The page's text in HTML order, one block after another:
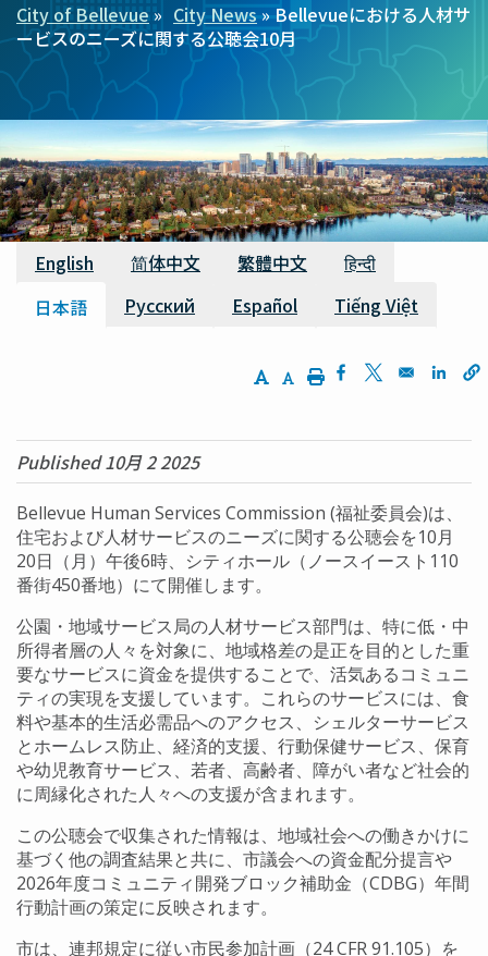
パ
ン
く
ず
City of Bellevue City News Bellevueにおける人材サ
ービスのニーズに関する公聴会10月
利用可能な翻訳
English 简体中文 繁體中文
हिन्दी
日本語
Русский Español Tiếng Việt
Increase Text Size
Decrease Text Size
PrintOpens in a new
Opens in a
Published 10月 2 2025
Bellevue Human Services Commission (福祉委員会)は、
住宅および人材サービスのニーズに関する公聴会を10月
20日（月）午後6時、シティホール（ノースイースト110
番街450番地）にて開催します。
公園・地域サービス局の人材サービス部門は、特に低・中
所得者層の人々を対象に、地域格差の是正を目的とした重
要なサービスに資金を提供することで、活気あるコミュニ
ティの実現を支援しています。これらのサービスには、食
料や基本的生活必需品へのアクセス、シェルターサービス
とホームレス防止、経済的支援、行動保健サービス、保育
や幼児教育サービス、若者、高齢者、障がい者など社会的
に周縁化された人々への支援が含まれます。
この公聴会で収集された情報は、地域社会への働きかけに
基づく他の調査結果と共に、市議会への資金配分提言や
2026年度コミュニティ開発ブロック補助金（CDBG）年間
行動計画の策定に反映されます。
市は、連邦規定に従い市民参加計画（24 CFR 91.105）を